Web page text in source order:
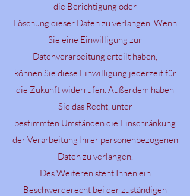
die Berichtigung oder
Löschung dieser Daten zu verlangen. Wenn
Sie eine Einwilligung zur
Datenverarbeitung erteilt haben,
können Sie diese Einwilligung jederzeit für
die Zukunft widerrufen. Außerdem haben
Sie das Recht, unter
bestimmten Umständen die Einschränkung
der Verarbeitung Ihrer personenbezogenen
Daten zu verlangen.
Des Weiteren steht Ihnen ein
Beschwerderecht bei der zuständigen